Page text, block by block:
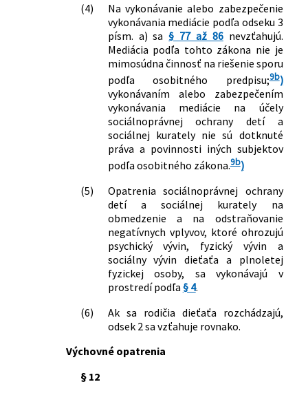
(4)
Na vykonávanie alebo zabezpečenie
vykonávania mediácie podľa odseku 3
písm. a) sa§ 77 až 86nevzťahujú.
Mediácia podľa tohto zákona nie je
mimosúdna činnosť na riešenie sporu
podľa osobitného predpisu;9b)
vykonávaním alebo zabezpečením
vykonávania mediácie na účely
sociálnoprávnej ochrany detí a
sociálnej kurately nie sú dotknuté
práva a povinnosti iných subjektov
podľa osobitného zákona.9b)
(5)
Opatrenia sociálnoprávnej ochrany
detí a sociálnej kurately na
obmedzenie a na odstraňovanie
negatívnych vplyvov, ktoré ohrozujú
psychický vývin, fyzický vývin a
sociálny vývin dieťaťa a plnoletej
fyzickej osoby, sa vykonávajú v
prostredí podľa § 4.
(6)
Ak sa rodičia dieťaťa rozchádzajú,
odsek 2 sa vzťahuje rovnako.
Výchovné opatrenia
§ 12